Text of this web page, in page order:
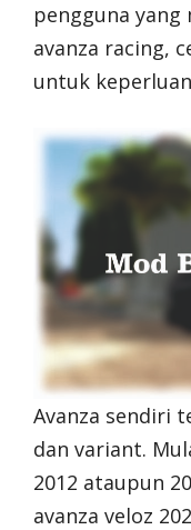
pengguna
avanza racing,
untuk
Avanza sendiri
dan variant.
2012 ataupun
avanza veloz